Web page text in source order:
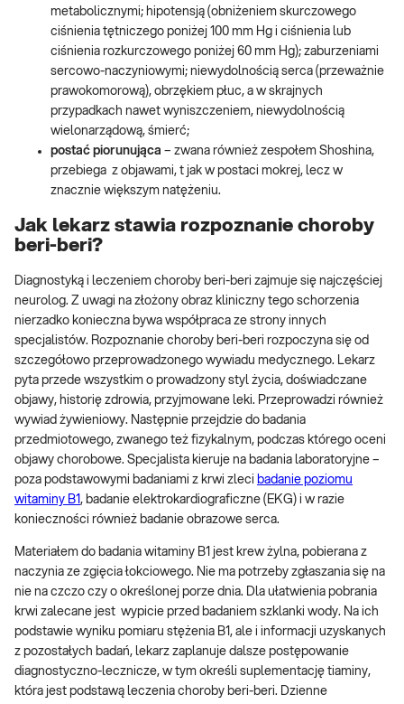
metabolicznymi; hipotensją (obniżeniem skurczowego
ciśnienia tętniczego poniżej 100 mm Hg i ciśnienia lub
ciśnienia rozkurczowego poniżej 60 mm Hg); zaburzeniami
sercowo-naczyniowymi; niewydolnością serca (przeważnie
prawokomorową), obrzękiem płuc, a w skrajnych
przypadkach nawet wyniszczeniem, niewydolnością
wielonarządową, śmierć;
postać piorunująca – zwana również zespołem Shoshina,
przebiega z objawami, t jak w postaci mokrej, lecz w
znacznie większym natężeniu.
Jak lekarz stawia rozpoznanie choroby
beri-beri?
Diagnostyką i leczeniem choroby beri-beri zajmuje się najczęściej
neurolog. Z uwagi na złożony obraz kliniczny tego schorzenia
nierzadko konieczna bywa współpraca ze strony innych
specjalistów. Rozpoznanie choroby beri-beri rozpoczyna się od
szczegółowo przeprowadzonego wywiadu medycznego. Lekarz
pyta przede wszystkim o prowadzony styl życia, doświadczane
objawy, historię zdrowia, przyjmowane leki. Przeprowadzi również
wywiad żywieniowy. Następnie przejdzie do badania
przedmiotowego, zwanego też fizykalnym, podczas którego oceni
objawy chorobowe. Specjalista kieruje na badania laboratoryjne –
poza podstawowymi badaniami z krwi zleci badanie poziomu
witaminy B1, badanie elektrokardiograficzne (EKG) i w razie
konieczności również badanie obrazowe serca.
Materiałem do badania witaminy B1 jest krew żylna, pobierana z
naczynia ze zgięcia łokciowego. Nie ma potrzeby zgłaszania się na
nie na czczo czy o określonej porze dnia. Dla ułatwienia pobrania
krwi zalecane jest wypicie przed badaniem szklanki wody. Na ich
podstawie wyniku pomiaru stężenia B1, ale i informacji uzyskanych
z pozostałych badań, lekarz zaplanuje dalsze postępowanie
diagnostyczno-lecznicze, w tym określi suplementację tiaminy,
która jest podstawą leczenia choroby beri-beri. Dzienne